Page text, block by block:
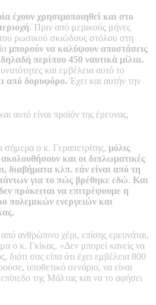
έχουν χρησιμοποιηθεί και στο
. Πριν από μερικούς μήνες
ρωσικού σκιώδους στόλου στη
μπορούν να καλύψουν αποστάσεις
περίπου 450 ναυτικά μίλια.
και εμβέλεια αυτό το
από δορυφόρο. Έχει και αυτήν την
αυτό είναι προϊόν της έρευνας,
σήμερα ο κ. Γεραπετρίτης, μόλις
και οι διπλωματικές
διαβήματα κλπ. εάν είναι από τη
για το πώς βρέθηκε εδώ. Και
πρόκειται να επιτρέψουμε η
πολεμικών ενεργειών και
ανθρώπινο χέρι, επίσης ερευνάται,
ο κ. Γκίκας. «Δεν μπορεί κανείς να
διότι σας είπα ότι έχει εμβέλεια 800
υποθετικό σενάριο, να είναι
της Μάλτας και να το αφήσει